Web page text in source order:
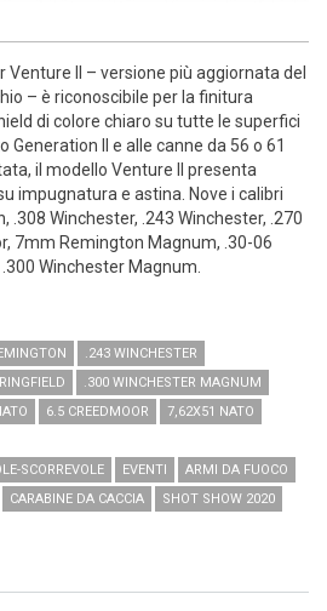
Venture II – versione più aggiornata del
– è riconoscibile per la finitura
di colore chiaro su tutte le superfici
II e alle canne da 56 o 61
il modello Venture II presenta
impugnatura e astina. Nove i calibri
.308 Winchester, .243 Winchester, .270
7mm Remington Magnum, .30-06
Winchester Magnum.
.243 WINCHESTER
.300 WINCHESTER MAGNUM
6.5 CREEDMOOR
7,62X51 NATO
SCORREVOLE
EVENTI
ARMI DA FUOCO
CARABINE DA CACCIA
SHOT SHOW 2020